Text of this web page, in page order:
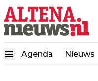
Agenda Nieuws